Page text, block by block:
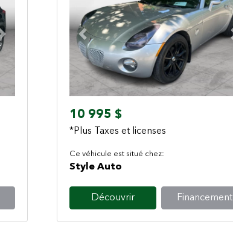
Next Previous
10 995 $
*Plus Taxes et licenses
Ce véhicule est situé chez:
Style Auto
Découvrir Financement